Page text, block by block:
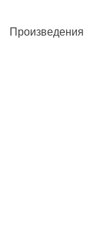
Произведения